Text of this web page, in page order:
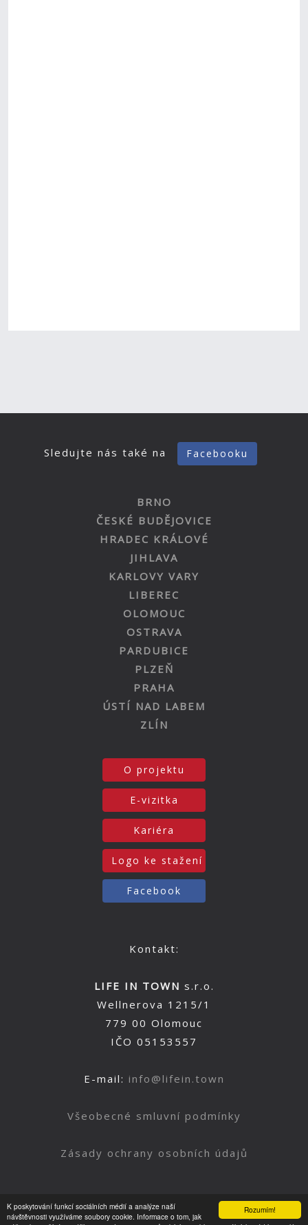
Rozumím!
K poskytování funkcí sociálních médií a analýze naší
návštěvnosti využíváme soubory cookie. Informace o tom, jak
Sledujte nás také na Facebooku
BRNO
ČESKÉ BUDĚJOVICE
HRADEC KRÁLOVÉ
JIHLAVA
KARLOVY VARY
LIBEREC
OLOMOUC
OSTRAVA
PARDUBICE
PLZEŇ
PRAHA
ÚSTÍ NAD LABEM
ZLÍN
O projektu
E-vizitka
Kariéra
Logo ke stažení
Facebook
Kontakt:
LIFE IN TOWN s.r.o.
Wellnerova 1215/1
779 00 Olomouc
IČO 05153557
E-mail: info@lifein.town
Všeobecné smluvní podmínky
Zásady ochrany osobních údajů
Nahoru